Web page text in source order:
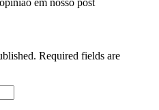
em nosso post
Required fields are